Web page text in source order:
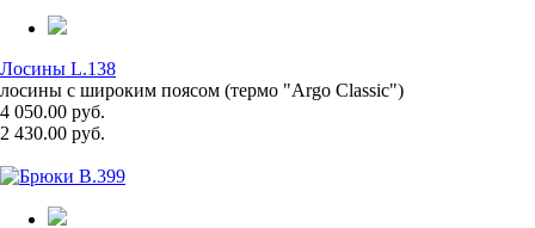
Лосины L.138
лосины с широким поясом (термо "Argo Classic")
4 050.00 руб.
2 430.00 руб.